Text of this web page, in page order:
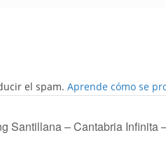
el spam. Aprende cómo se
Santillana – Cantabria Infinita